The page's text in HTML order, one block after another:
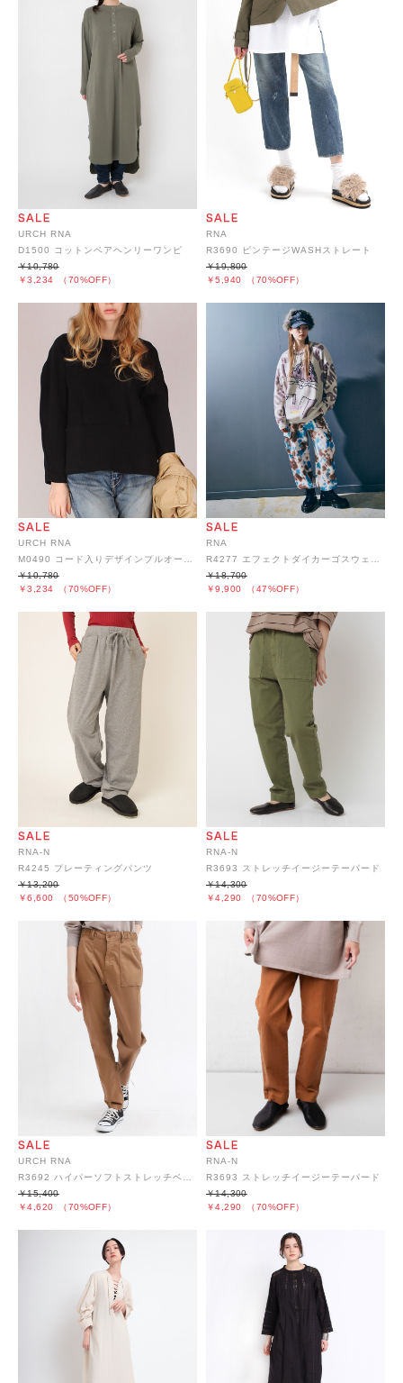
URCH RNA
D1500 コットンベアヘンリーワンピ
￥3,234 （70%OFF）
￥10,780
RNA
R3690 ビンテージWASHストレート
￥5,940 （70%OFF）
￥19,800
URCH RNA
￥3,234 （70%OFF）
￥10,780
RNA
￥9,900 （47%OFF）
￥18,700
RNA-N
R4245 プレーティングパンツ
￥6,600 （50%OFF）
￥13,200
RNA-N
R3693 ストレッチイージーテーパード
￥4,290 （70%OFF）
￥14,300
URCH RNA
￥4,620 （70%OFF）
￥15,400
RNA-N
R3693 ストレッチイージーテーパード
￥4,290 （70%OFF）
￥14,300